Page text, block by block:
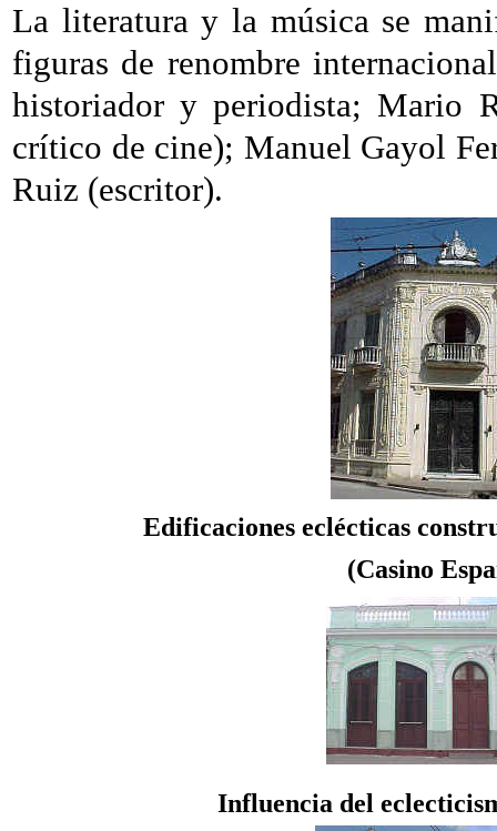
La literatura y la música se
figuras de renombre
historiador y periodista; Mario
crítico de cine); Manuel Gayol
Ruiz (escritor).
Edificaciones eclécticas
(Casino
Influencia del